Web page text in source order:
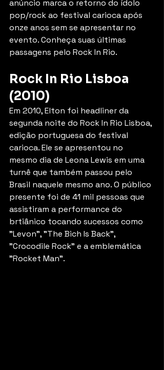
anúncio marca o retorno do ídolo
pop/rock ao festival carioca após
onze anos sem se apresentar no
evento. Conheça suas últimas
passagens pelo Rock In Rio.
Rock In Rio Lisboa
(2010)
Em 2010, Elton foi headliner da
segunda noite do Rock In Rio Lisboa,
edição portuguesa do festival
carioca. Ele se apresentou no
mesmo dia de Leona Lewis em uma
turnê que também passou pelo
Brasil naquele mesmo ano. O público
presente foi de 41 mil pessoas que
assistiram a performance do
brtiânico tocando sucessos como
"Levon", "The Bich Is Back",
"Crocodile Rock" e a emblemática
"Rocket Man".